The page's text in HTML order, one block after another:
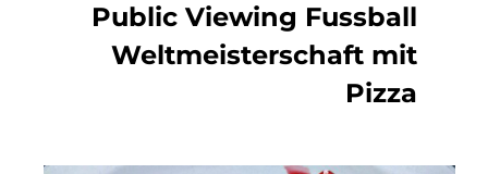
Public Viewing Fussball
Weltmeisterschaft mit
Pizza